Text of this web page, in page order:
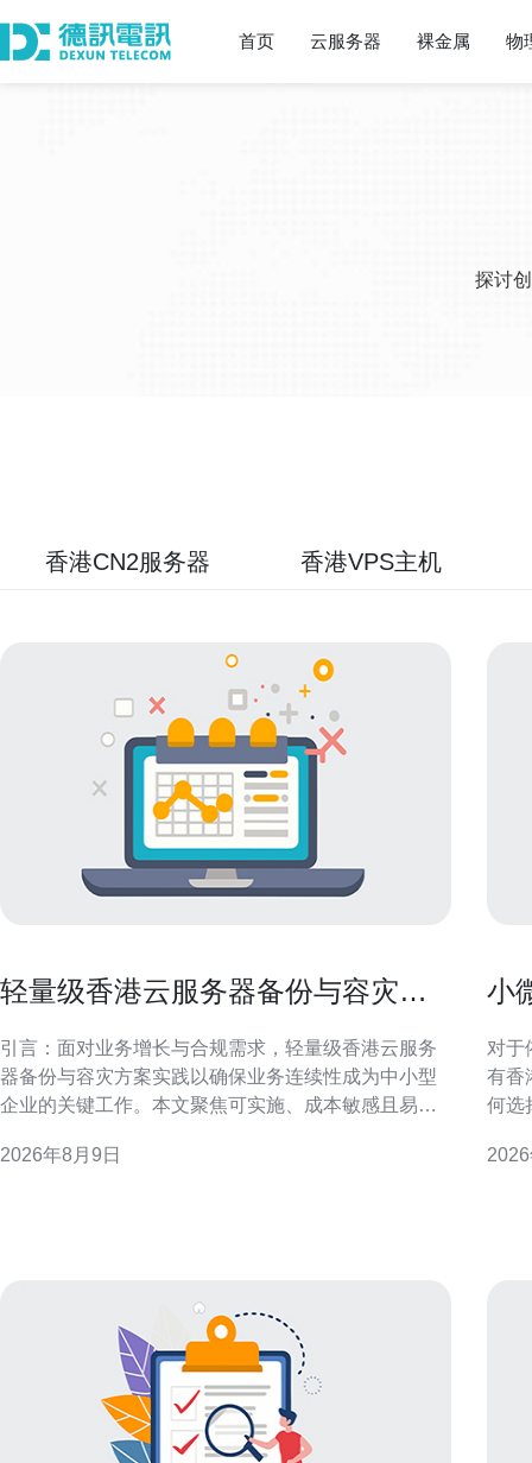
首页 云服务器 裸金属 物
探讨
香港CN2服务器 香港VPS主机
轻量级香港云服务器备份与容灾方
引言：面对业务增长与合规需求，轻量级香港云服务
器备份与容灾方案实践以确保业务连续性成为中小型
企业的关键工作。本文聚焦可实施、成本敏感且易运
恢复。 目标与原则：明确RPO与RTO 制定备份与容
2026年8月9日
小
对于
有香
何选
运维